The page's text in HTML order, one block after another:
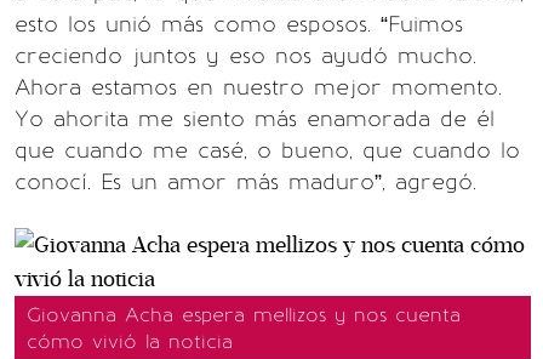
esto los unió más como esposos. “Fuimos
creciendo juntos y eso nos ayudó mucho.
Ahora estamos en nuestro mejor momento.
Yo ahorita me siento más enamorada de él
que cuando me casé, o bueno, que cuando lo
conocí. Es un amor más maduro”, agregó.
Giovanna Acha espera mellizos y nos cuenta
cómo vivió la noticia